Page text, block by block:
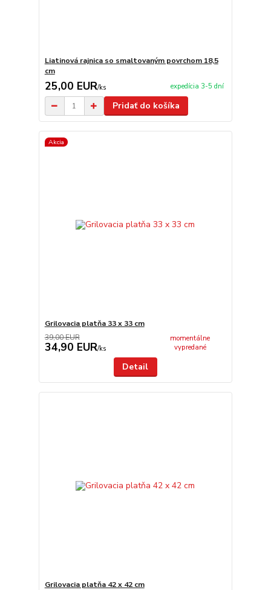
Liatinová rajnica so smaltovaným povrchom 18,5
cm
25,00 EUR/ks expedícia 3-5 dní
Pridať do košíka
Akcia
Grilovacia platňa 33 x 33 cm
39,00 EUR
34,90 EUR/ks
momentálne
vypredané
Detail
Grilovacia platňa 42 x 42 cm